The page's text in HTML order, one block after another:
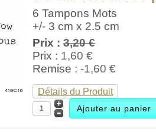
6 Tampons Mots
+/- 3 cm x 2.5 cm
Prix :3,20 €
Prix : 1,60 €
Remise :-1,60 €
Détails du Produit